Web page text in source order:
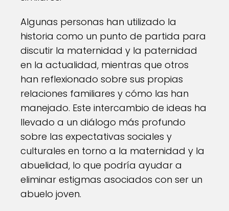
Algunas personas han utilizado la
historia como un punto de partida para
discutir la maternidad y la paternidad
en la actualidad, mientras que otros
han reflexionado sobre sus propias
relaciones familiares y cómo las han
manejado. Este intercambio de ideas ha
llevado a un diálogo más profundo
sobre las expectativas sociales y
culturales en torno a la maternidad y la
abuelidad, lo que podría ayudar a
eliminar estigmas asociados con ser un
abuelo joven.